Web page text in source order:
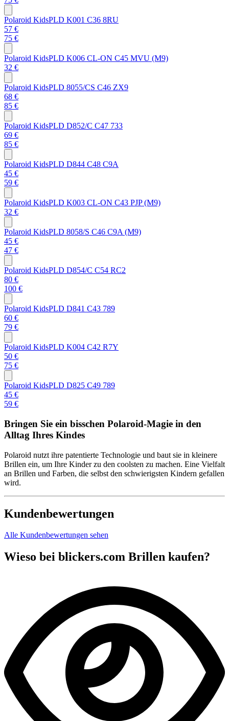
Polaroid KidsPLD K001 C36 8RU
57 €
75 €
Polaroid KidsPLD K006 CL-ON C45 MVU (M9)
32 €
Polaroid KidsPLD 8055/CS C46 ZX9
68 €
85 €
Polaroid KidsPLD D852/C C47 733
69 €
85 €
Polaroid KidsPLD D844 C48 C9A
45 €
59 €
Polaroid KidsPLD K003 CL-ON C43 PJP (M9)
32 €
Polaroid KidsPLD 8058/S C46 C9A (M9)
45 €
47 €
Polaroid KidsPLD D854/C C54 RC2
80 €
100 €
Polaroid KidsPLD D841 C43 789
60 €
79 €
Polaroid KidsPLD K004 C42 R7Y
50 €
75 €
Polaroid KidsPLD D825 C49 789
45 €
59 €
Bringen Sie ein bisschen Polaroid-Magie in den
Alltag Ihres Kindes
Polaroid nutzt ihre patentierte Technologie und baut sie in kleinere
Brillen ein, um Ihre Kinder zu den coolsten zu machen. Eine Vielfalt
an Brillen und Farben, die selbst den schwierigsten Kindern gefallen
wird.
Kundenbewertungen
Alle Kundenbewertungen sehen
Wieso bei blickers.com Brillen kaufen?